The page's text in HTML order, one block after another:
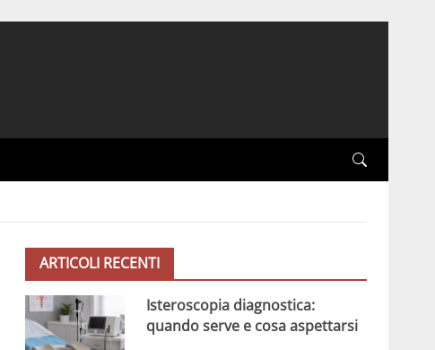
ARTICOLI RECENTI
Isteroscopia diagnostica:
quando serve e cosa aspettarsi